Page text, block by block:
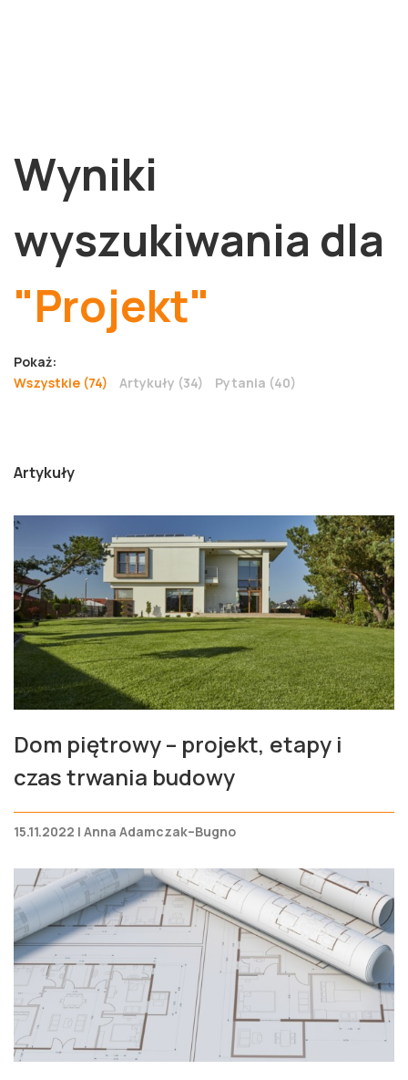
Wyniki
wyszukiwania dla
"Projekt"
Pokaż:
Wszystkie (74)
Artykuły (34) Pytania (40)
Artykuły
Dom piętrowy – projekt, etapy i
czas trwania budowy
15.11.2022 | Anna Adamczak–Bugno